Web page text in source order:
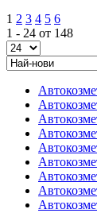
1 2 3 4 5 6
1 - 24 от 148